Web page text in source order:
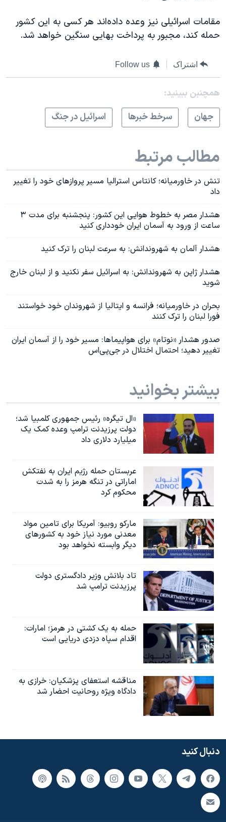
مقامات اسرائیلی نیز وعده داده‌اند هر کسی به این کشور
حمله کند، مجبور به پرداخت بهایی سنگین خواهد شد.
اشتراک Follow us
همچنبن ببینید:
جهان
سرخط خبرها اسرائیل در جنگ
مطالب مرتبط
تنش‌ در خاورمیانه؛ کانتاس استرالیا مسیر پروازهای خود را تغییر
داد
هشدار مصر به خطوط هوایی این کشور: پنجشنبه برای مدت ۳
ساعت از ورود به آسمان ایران خودداری کنید
هشدار آلمان به شهروندانش: به سرعت لبنان را ترک کنید
هشدار ژاپن به شهروندانش: به اسرائیل سفر نکنید و از لبنان خارج
شوید
بحران در خاورمیانه؛ فرانسه و ایتالیا از شهروندان خود خواستند
فورا لبنان را ترک کنند
صدور هشدار «نوتام» برای هواپیماها: مسیر خود را از آسمان ایران
تغییر دهید؛ احتمال اختلال در جی‌پی‌اس
بیشتر بخوانید
«ال تیگره» رئیس جمهوری کلمبیا شد؛
دولت پرزیدنت ترامپ وعده کمک یک
میلیارد دلاری داد
عربستان حمله رژیم ایران به نفتکش
اماراتی در تنگه هرمز را به‌ شدت
محکوم کرد
مارکو روبیو: آمریکا برای تامین مواد
معدنی مورد نیاز خود به کشورهای
دیگر وابسته نخواهد بود
تاد بلانش وزیر دادگستری دولت
پرزیدنت ترامپ شد
حمله به یک کشتی در هرمز؛ امارات:
اقدام سپاه دزدی دریایی است
مناقشه استعفای پزشکیان: خرازی به
دادگاه ویژه روحانیت احضار شد
دنبال کنید